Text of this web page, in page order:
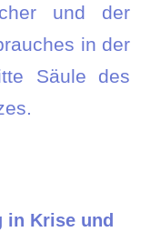
und der
in der
Säule des
in Krise und